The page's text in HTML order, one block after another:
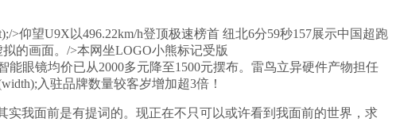
>仰望U9X以496.22km/h登顶极速榜首 纽北6分59秒157展示中国超跑
的画面。/>本网坐LOGO小熊标记受版
智能眼镜均价已从2000多元降至1500元摆布。雷鸟立异硬件产物担任
入驻品牌数量较客岁增加超3倍！
实我面前是有提词的。现正在不只可以或许看到我面前的世界，求